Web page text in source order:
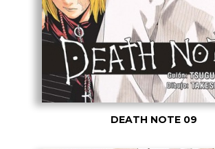
DEATH NOTE 09